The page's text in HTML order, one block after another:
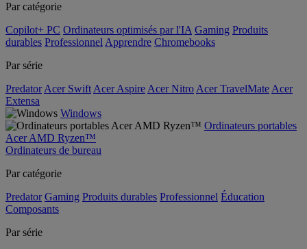
Par catégorie
Copilot+ PC Ordinateurs optimisés par l'IA Gaming Produits
durables Professionnel Apprendre Chromebooks
Par série
Predator Acer Swift Acer Aspire Acer Nitro Acer TravelMate Acer
Extensa
Windows
Ordinateurs portables
Acer AMD Ryzen™
Ordinateurs de bureau
Par catégorie
Predator Gaming Produits durables Professionnel Éducation
Composants
Par série